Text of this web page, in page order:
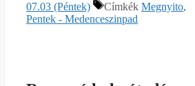
07.03 (Péntek)
Címkék Megnyito,
Pentek - Medenceszinpad